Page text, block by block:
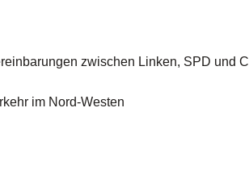
zwischen Linken, SPD und
im Nord-Westen